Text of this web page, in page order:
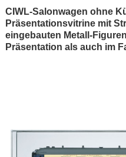
CIWL-Salonwagen ohne
Präsentationsvitrine mit
eingebauten Metall-
Präsentation als auch im